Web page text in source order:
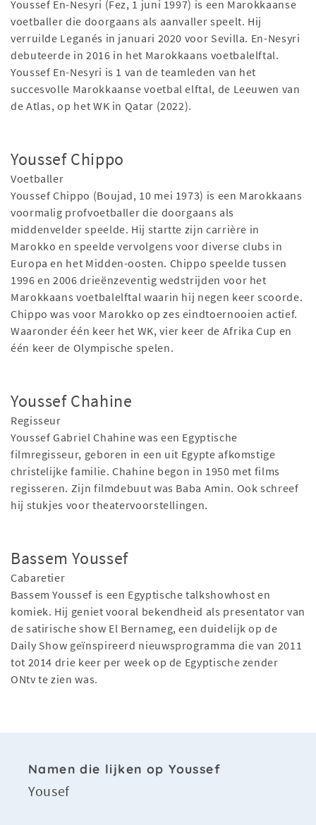
Youssef En-Nesyri (Fez, 1 juni 1997) is een Marokkaanse
voetballer die doorgaans als aanvaller speelt. Hij
verruilde Leganés in januari 2020 voor Sevilla. En-Nesyri
debuteerde in 2016 in het Marokkaans voetbalelftal.
Youssef En-Nesyri is 1 van de teamleden van het
succesvolle Marokkaanse voetbal elftal, de Leeuwen van
de Atlas, op het WK in Qatar (2022).
Youssef Chippo
Voetballer
Youssef Chippo (Boujad, 10 mei 1973) is een Marokkaans
voormalig profvoetballer die doorgaans als
middenvelder speelde. Hij startte zijn carrière in
Marokko en speelde vervolgens voor diverse clubs in
Europa en het Midden-oosten. Chippo speelde tussen
1996 en 2006 drieënzeventig wedstrijden voor het
Marokkaans voetbalelftal waarin hij negen keer scoorde.
Chippo was voor Marokko op zes eindtoernooien actief.
Waaronder één keer het WK, vier keer de Afrika Cup en
één keer de Olympische spelen.
Youssef Chahine
Regisseur
Youssef Gabriel Chahine was een Egyptische
filmregisseur, geboren in een uit Egypte afkomstige
christelijke familie. Chahine begon in 1950 met films
regisseren. Zijn filmdebuut was Baba Amin. Ook schreef
hij stukjes voor theatervoorstellingen.
Bassem Youssef
Cabaretier
Bassem Youssef is een Egyptische talkshowhost en
komiek. Hij geniet vooral bekendheid als presentator van
de satirische show El Bernameg, een duidelijk op de
Daily Show geïnspireerd nieuwsprogramma die van 2011
tot 2014 drie keer per week op de Egyptische zender
ONtv te zien was.
Namen die lijken op Youssef
Yousef